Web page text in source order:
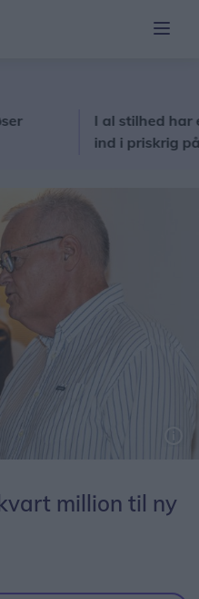
I al stilhed har en
ind i priskrig på
million til ny